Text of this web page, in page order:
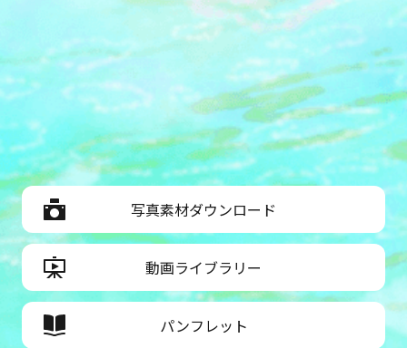
写真素材ダウンロード
動画ライブラリー
パンフレット